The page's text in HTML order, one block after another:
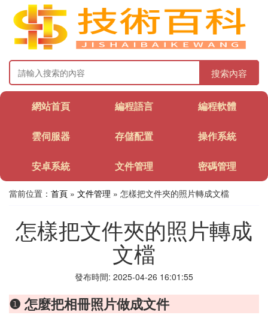
搜索內容
網站首頁 編程語言 編程軟體
雲伺服器 存儲配置 操作系統
安卓系統 文件管理 密碼管理
當前位置： 首頁 » 文件管理 » 怎樣把文件夾的照片轉成文檔
怎樣把文件夾的照片轉成
文檔
發布時間: 2025-04-26 16:01:55
❶ 怎麼把相冊照片做成文件